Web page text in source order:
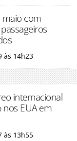
maio com
às 14h23
internacional
nos EUA em
às 13h55